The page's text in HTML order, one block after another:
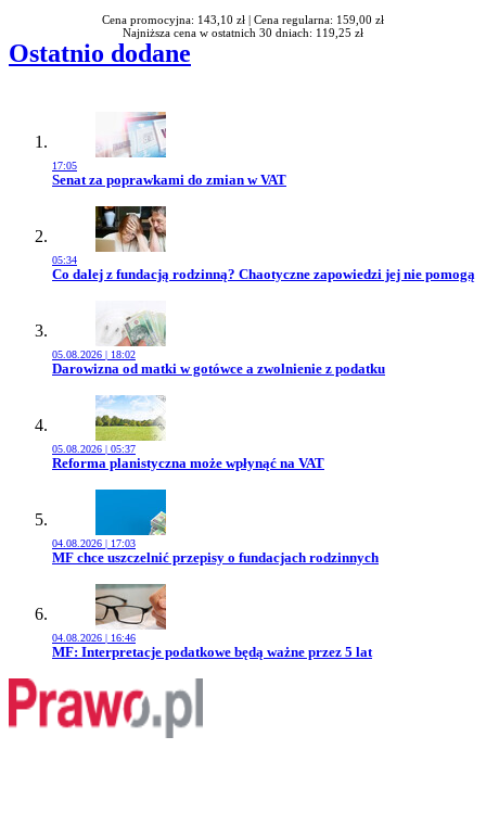
Cena promocyjna: 143,10 zł | Cena regularna: 159,00 zł
Najniższa cena w ostatnich 30 dniach: 119,25 zł
Ostatnio dodane
17:05
Przejdź do artykułu:
Senat za poprawkami do zmian w VAT
05:34
Przejdź do artykułu:
Co dalej z fundacją rodzinną? Chaotyczne zapowiedzi jej nie pomogą
05.08.2026 | 18:02
Przejdź do artykułu:
Darowizna od matki w gotówce a zwolnienie z podatku
05.08.2026 | 05:37
Przejdź do artykułu:
Reforma planistyczna może wpłynąć na VAT
04.08.2026 | 17:03
Przejdź do artykułu:
MF chce uszczelnić przepisy o fundacjach rodzinnych
04.08.2026 | 16:46
Przejdź do artykułu:
MF: Interpretacje podatkowe będą ważne przez 5 lat